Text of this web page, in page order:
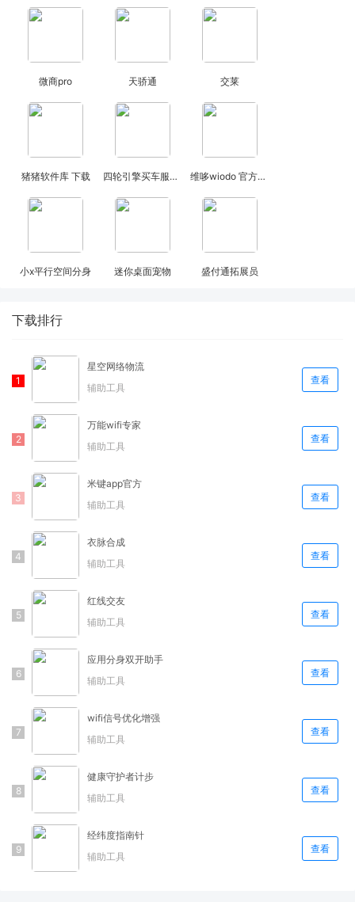
微商pro 天骄通 交莱
猪猪软件库 下载 四轮引擎买车服务官网版 v1.2.6 维哆wiodo 官方版 v1.2.1
小x平行空间分身 迷你桌面宠物 盛付通拓展员
下载排行
星空网络物流
辅助工具
查看
万能wifi专家
辅助工具
查看
米键app官方
辅助工具
查看
衣脉合成
辅助工具
查看
红线交友
辅助工具
查看
应用分身双开助手
辅助工具
查看
wifi信号优化增强
辅助工具
查看
健康守护者计步
辅助工具
查看
经纬度指南针
辅助工具
查看